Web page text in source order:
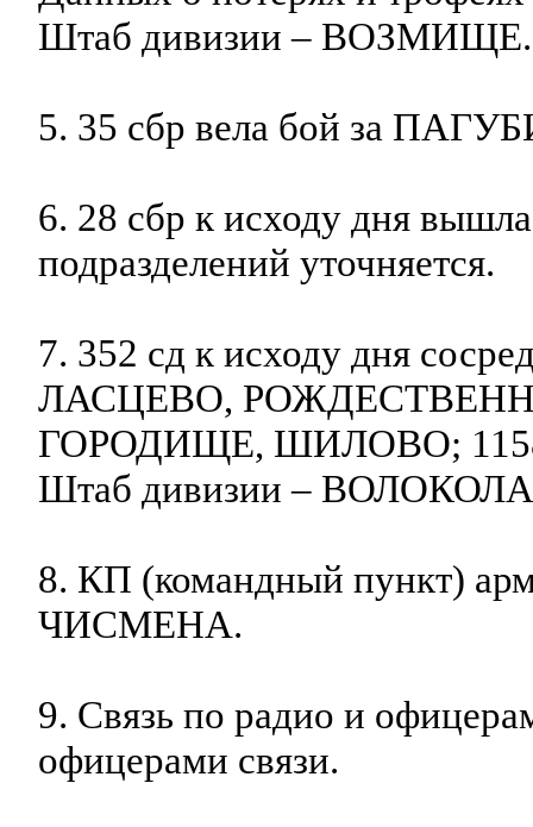
Штаб дивизии – ВОЗМИЩЕ.
5. 35 сбр вела бой за
6. 28 сбр к исходу дня
подразделений уточняется.
7. 352 сд к исходу дня
ЛАСЦЕВО,
ГОРОДИЩЕ, ШИЛОВО;
Штаб дивизии –
8. КП (командный пункт)
ЧИСМЕНА.
9. Связь по радио и
офицерами связи.